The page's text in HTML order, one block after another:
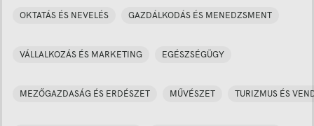
OKTATÁS ÉS NEVELÉS GAZDÁLKODÁS ÉS MENEDZSMENT
VÁLLALKOZÁS ÉS MARKETING EGÉSZSÉGÜGY
MEZŐGAZDASÁG ÉS ERDÉSZET MŰVÉSZET TURIZMUS ÉS